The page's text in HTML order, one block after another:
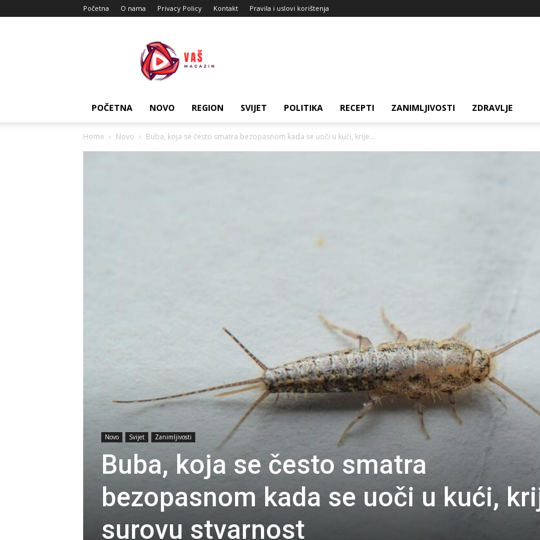
Početna O nama Privacy Policy Kontakt Pravila i uslovi korištenja
Magazin
POČETNA NOVO REGION SVIJET POLITIKA RECEPTI ZANIMLJIVOSTI ZDRAVLJE
Home Novo Buba, koja se često smatra bezopasnom kada se uoči u kući, krije...
Novo Svijet Zanimljivosti
Buba, koja se često smatra
bezopasnom kada se uoči u kući,
surovu stvarnost